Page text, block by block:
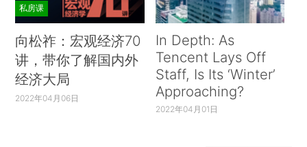
私房课
向松祚：宏观经济70
讲，带你了解国内外
经济大局
2022年04月06日
In Depth: As
Tencent Lays Off
Staff, Is Its ‘Winter’
Approaching?
2022年04月01日